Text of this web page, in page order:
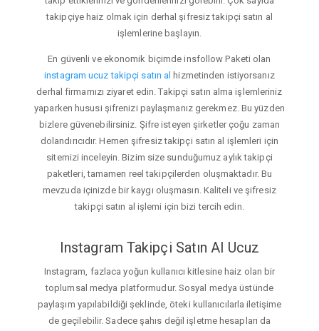
takipçiye haiz olmak için derhal şifresiz takipçi satın al
işlemlerine başlayın.
En güvenli ve ekonomik biçimde insfollow Paketi olan
instagram ucuz takipçi satın al hizmetinden istiyorsanız
derhal firmamızı ziyaret edin. Takipçi satın alma işlemleriniz
yaparken hususi şifrenizi paylaşmanız gerekmez. Bu yüzden
bizlere güvenebilirsiniz. Şifre isteyen şirketler çoğu zaman
dolandırıcıdır. Hemen şifresiz takipçi satın al işlemleri için
sitemizi inceleyin. Bizim size sunduğumuz aylık takipçi
paketleri, tamamen reel takipçilerden oluşmaktadır. Bu
mevzuda içinizde bir kaygı oluşmasın. Kaliteli ve şifresiz
takipçi satın al işlemi için bizi tercih edin.
Instagram Takipçi Satın Al Ucuz
Instagram, fazlaca yoğun kullanıcı kitlesine haiz olan bir
toplumsal medya platformudur. Sosyal medya üstünde
paylaşım yapılabildiği şeklinde, öteki kullanıcılarla iletişime
de geçilebilir. Sadece şahıs değil işletme hesapları da